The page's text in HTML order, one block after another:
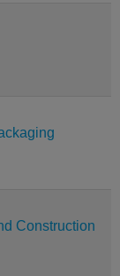
Construction